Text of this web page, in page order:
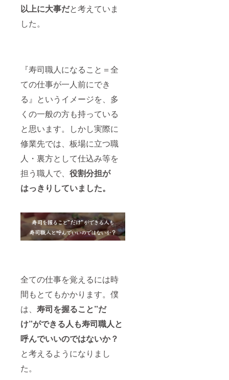
以上に大事だと考えていま
した。
『寿司職人になること＝全
ての仕事が一人前にでき
る』というイメージを、多
くの一般の方も持っている
と思います。しかし実際に
修業先では、板場に立つ職
人・裏方として仕込み等を
担う職人で、 役割分担が
はっきりしていました。
全ての仕事を覚えるには時
間もとてもかかります。僕
は、 寿司を握ること”だ
け”ができる人も寿司職人と
呼んでいいのではないか？
と考えるようになりまし
た。